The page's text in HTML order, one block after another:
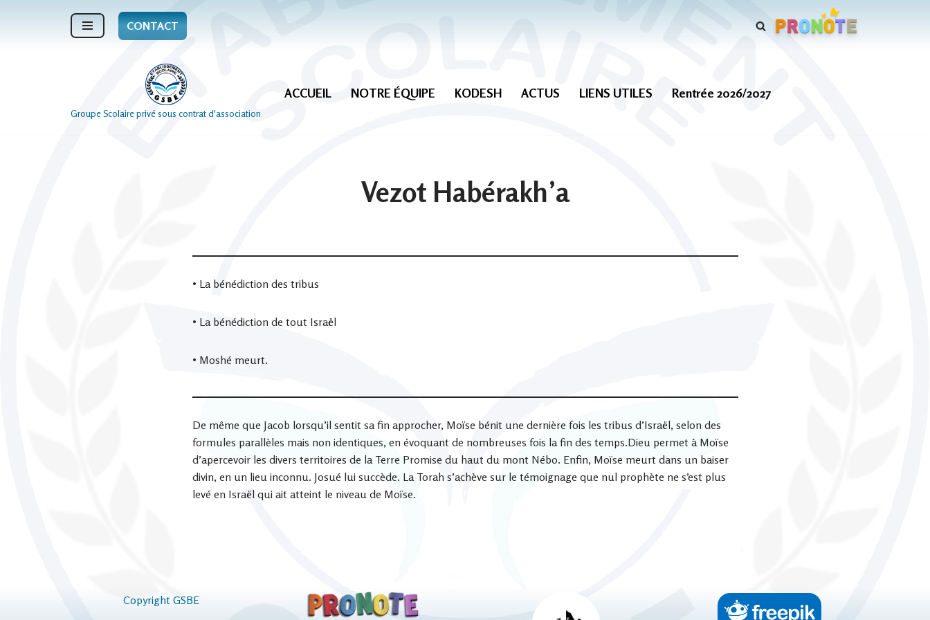
CONTACT
Groupe Scolaire privé sous contrat d'association
ACCUEIL NOTRE ÉQUIPE KODESH ACTUS LIENS UTILES Rentrée 2026/2027
Vezot Habérakh’a
• La bénédiction des tribus
• La bénédiction de tout Israël
• Moshé meurt.
De même que Jacob lorsqu’il sentit sa fin approcher, Moïse bénit une dernière fois les tribus d’Israël, selon des
formules parallèles mais non identiques, en évoquant de nombreuses fois la fin des temps.Dieu permet à Moïse
d’apercevoir les divers territoires de la Terre Promise du haut du mont Nébo. Enfin, Moïse meurt dans un baiser
divin, en un lieu inconnu. Josué lui succède. La Torah s’achève sur le témoignage que nul prophète ne s’est plus
levé en Israël qui ait atteint le niveau de Moïse.
Copyright GSBE